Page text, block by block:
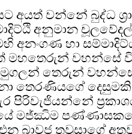
අයත් වන්නේ බුද්ධ
අනුමාන
අනංගණ හා
මහතෙරුන් වහන්සේ
මුගලන් තෙරුන්
තෙරණියගේ
පිරිවැජියන්නේ
මජ්ඣිම පණ්ණාසකයෝ
බාවජ තවුසාගේ